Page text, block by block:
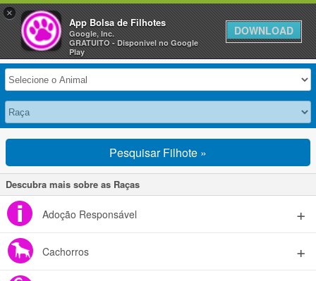
Anuncie Grátis »
Selecione seu Animal
Pesquisar Filhote »
Descubra mais sobre as Raças
Adoção Responsável
Cachorros
×
App Bolsa de Filhotes
Google, Inc.
GRATUITO - Disponivel no Google
Play
DOWNLOAD